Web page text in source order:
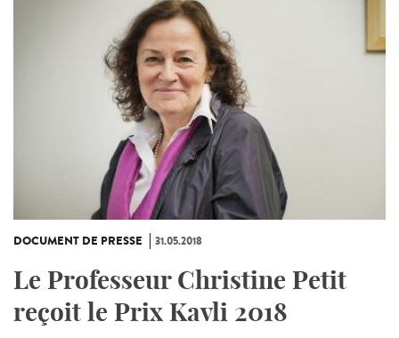
DOCUMENT DE PRESSE 31.05.2018
Le Professeur Christine Petit
reçoit le Prix Kavli 2018